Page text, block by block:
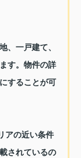
、一戸建て、
す。物件の詳
することが可
アの近い条件
されているの